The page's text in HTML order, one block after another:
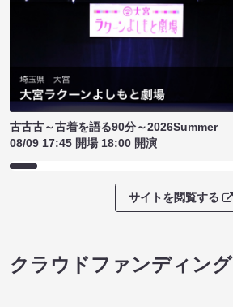
古古古～古着を語る90分～2026Summer
08/09 17:45 開場 18:00 開演
サイトを閲覧する
クラウドファンディング